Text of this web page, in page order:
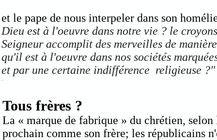
et le pape de nous interpeler dans son
Dieu est à l'oeuvre dans notre vie ? le
Seigneur accomplit des merveilles de
qu'il est à l'oeuvre dans nos sociétés
et par une certaine indifférence religieuse ?"
.
Tous frères ?
La « marque de fabrique » du chrétien,
prochain comme son frère; les républicains